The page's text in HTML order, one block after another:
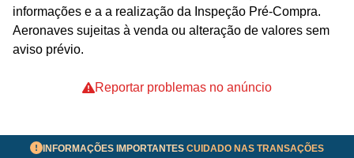
informações e a a realização da Inspeção Pré-Compra.
Aeronaves sujeitas à venda ou alteração de valores sem
aviso prévio.
Reportar problemas no anúncio
INFORMAÇÕES IMPORTANTES CUIDADO NAS TRANSAÇÕES